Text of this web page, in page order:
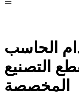
الحاسب
التصنيع
المخصصة